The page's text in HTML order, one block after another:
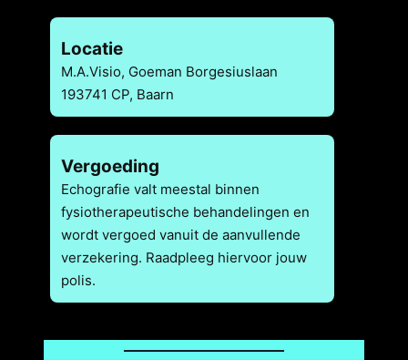
Locatie
M.A.Visio, Goeman Borgesiuslaan
193741 CP, Baarn
Vergoeding
Echografie valt meestal binnen
fysiotherapeutische behandelingen en
wordt vergoed vanuit de aanvullende
verzekering. Raadpleeg hiervoor jouw
polis.